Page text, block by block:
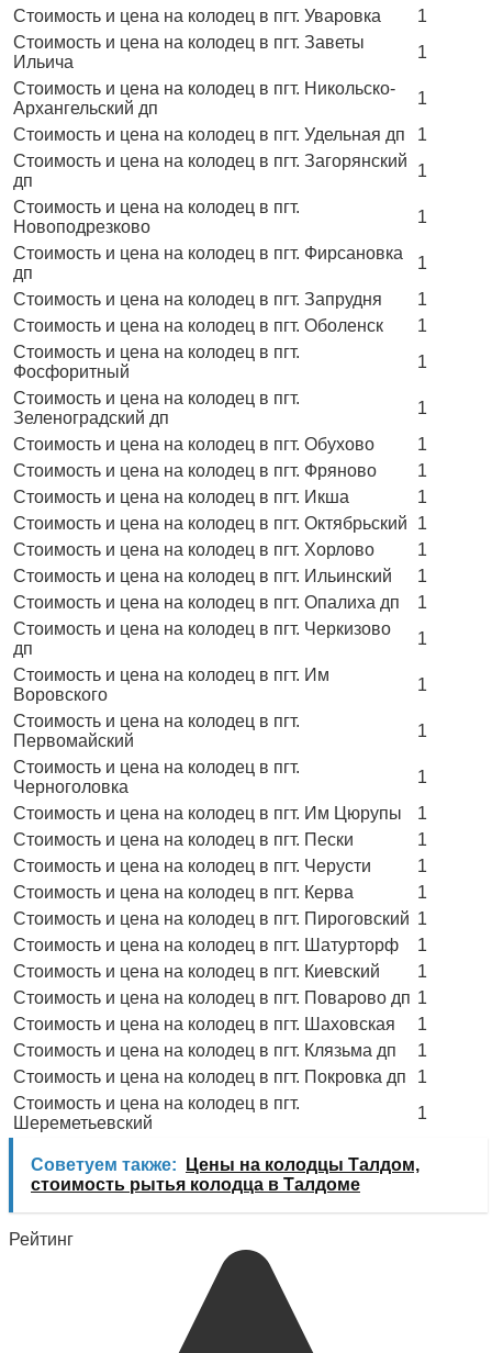
Стоимость и цена на колодец в пгт. Уваровка
1
Стоимость и цена на колодец в пгт. Заветы
Ильича
1
Стоимость и цена на колодец в пгт. Никольско-
Архангельский дп
1
Стоимость и цена на колодец в пгт. Удельная дп
1
Стоимость и цена на колодец в пгт. Загорянский
дп
1
Стоимость и цена на колодец в пгт.
Новоподрезково
1
Стоимость и цена на колодец в пгт. Фирсановка
дп
1
Стоимость и цена на колодец в пгт. Запрудня
1
Стоимость и цена на колодец в пгт. Оболенск
1
Стоимость и цена на колодец в пгт.
Фосфоритный
1
Стоимость и цена на колодец в пгт.
Зеленоградский дп
1
Стоимость и цена на колодец в пгт. Обухово
1
Стоимость и цена на колодец в пгт. Фряново
1
Стоимость и цена на колодец в пгт. Икша
1
Стоимость и цена на колодец в пгт. Октябрьский
1
Стоимость и цена на колодец в пгт. Хорлово
1
Стоимость и цена на колодец в пгт. Ильинский
1
Стоимость и цена на колодец в пгт. Опалиха дп
1
Стоимость и цена на колодец в пгт. Черкизово
дп
1
Стоимость и цена на колодец в пгт. Им
Воровского
1
Стоимость и цена на колодец в пгт.
Первомайский
1
Стоимость и цена на колодец в пгт.
Черноголовка
1
Стоимость и цена на колодец в пгт. Им Цюрупы
1
Стоимость и цена на колодец в пгт. Пески
1
Стоимость и цена на колодец в пгт. Черусти
1
Стоимость и цена на колодец в пгт. Керва
1
Стоимость и цена на колодец в пгт. Пироговский 1
Стоимость и цена на колодец в пгт. Шатурторф
1
Стоимость и цена на колодец в пгт. Киевский
1
Стоимость и цена на колодец в пгт. Поварово дп 1
Стоимость и цена на колодец в пгт. Шаховская
1
Стоимость и цена на колодец в пгт. Клязьма дп
1
Стоимость и цена на колодец в пгт. Покровка дп
1
Стоимость и цена на колодец в пгт.
Шереметьевский
1
Советуем также:
Цены на колодцы Талдом,
стоимость рытья колодца в Талдоме
Рейтинг